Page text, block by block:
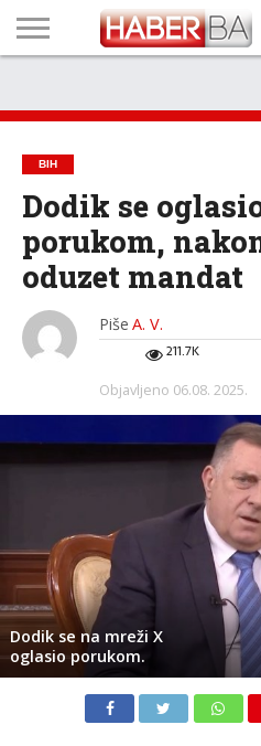
TECH
PROGRAM
PROGNOZA
PUTEVIMA
LISTA
NAMA
BIH
Dodik se
porukom,
oduzet mandat
Piše A. V.
211.7K
Objavljeno 06.08. 2025.
Dodik se na mreži X
oglasio porukom.